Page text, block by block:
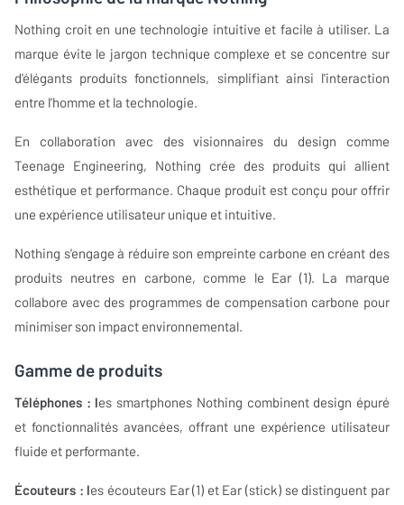
Nothing croit en une technologie intuitive et facile à utiliser. La
marque évite le jargon technique complexe et se concentre sur
d'élégants produits fonctionnels, simplifiant ainsi l'interaction
entre l'homme et la technologie.
En collaboration avec des visionnaires du design comme
Teenage Engineering, Nothing crée des produits qui allient
esthétique et performance. Chaque produit est conçu pour offrir
une expérience utilisateur unique et intuitive.
Nothing s'engage à réduire son empreinte carbone en créant des
produits neutres en carbone, comme le Ear (1). La marque
collabore avec des programmes de compensation carbone pour
minimiser son impact environnemental.
Gamme de produits
Téléphones : les smartphones Nothing combinent design épuré
et fonctionnalités avancées, offrant une expérience utilisateur
fluide et performante.
Écouteurs : les écouteurs Ear (1) et Ear (stick) se distinguent par